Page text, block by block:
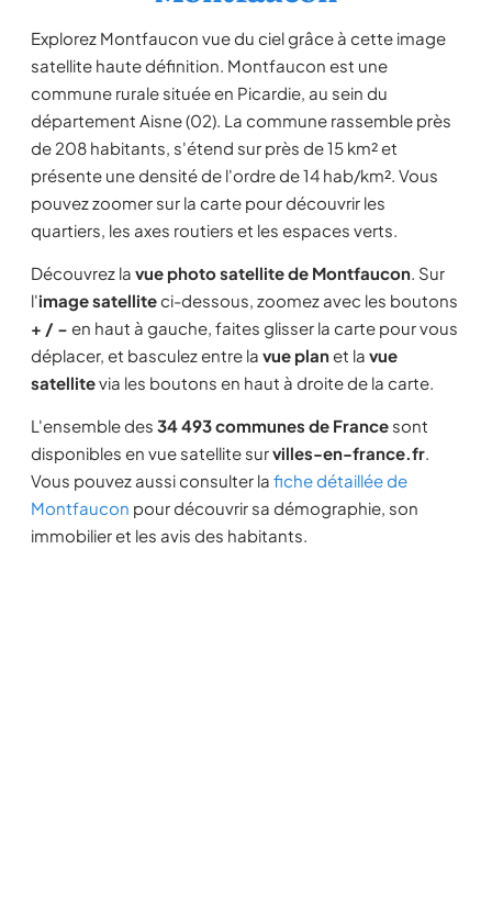
Explorez Montfaucon vue du ciel grâce à cette image
satellite haute définition. Montfaucon est une
commune rurale située en Picardie, au sein du
département Aisne (02). La commune rassemble près
de 208 habitants, s'étend sur près de 15 km² et
présente une densité de l'ordre de 14 hab/km². Vous
pouvez zoomer sur la carte pour découvrir les
quartiers, les axes routiers et les espaces verts.
Découvrez la vue photo satellite de Montfaucon. Sur
l'image satelliteci-dessous, zoomez avec les boutons
+ / − en haut à gauche, faites glisser la carte pour vous
déplacer, et basculez entre la vue planet la vue
satellitevia les boutons en haut à droite de la carte.
L'ensemble des 34 493 communes de France sont
disponibles en vue satellite survilles-en-france.fr.
Vous pouvez aussi consulter la fiche détaillée de
Montfaucon pour découvrir sa démographie, son
immobilier et les avis des habitants.